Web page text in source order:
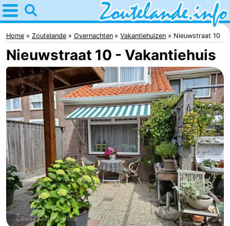
Home
Zoutelande
Tips
Voor
kinderen
Webcam
Webcam
Langstraat
Webcam
Strand
Overnachten
Appartementen
Bed
Home Zoutelande Overnachten Vakantiehuizen Nieuwstraat 10
Nieuwstraat 10 - Vakantiehuis